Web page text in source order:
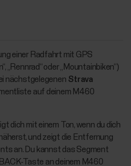
einer Radfahrt mit GPS
„Rennrad“ oder „Mountainbiken“)
nächstgelegenen Strava
auf deinem M460
dich mit einem Ton, wenn du dich
und zeigt die Entfernung
an. Du kannst das Segment
Taste an deinem M460